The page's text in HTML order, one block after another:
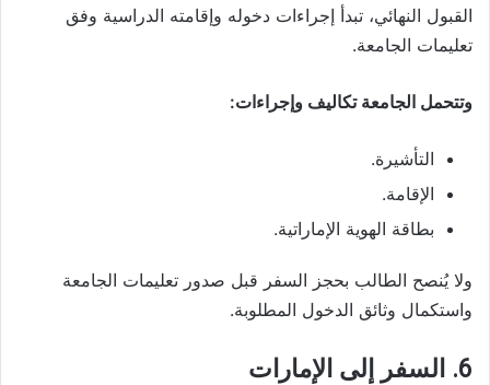
القبول النهائي، تبدأ إجراءات دخوله وإقامته الدراسية وفق
تعليمات الجامعة.
وتتحمل الجامعة تكاليف وإجراءات:
التأشيرة.
الإقامة.
بطاقة الهوية الإماراتية.
ولا يُنصح الطالب بحجز السفر قبل صدور تعليمات الجامعة
واستكمال وثائق الدخول المطلوبة.
6. السفر إلى الإمارات